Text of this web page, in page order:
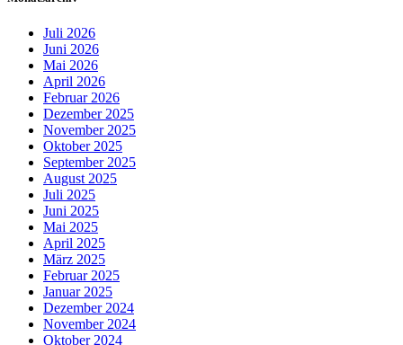
Juli 2026
Juni 2026
Mai 2026
April 2026
Februar 2026
Dezember 2025
November 2025
Oktober 2025
September 2025
August 2025
Juli 2025
Juni 2025
Mai 2025
April 2025
März 2025
Februar 2025
Januar 2025
Dezember 2024
November 2024
Oktober 2024